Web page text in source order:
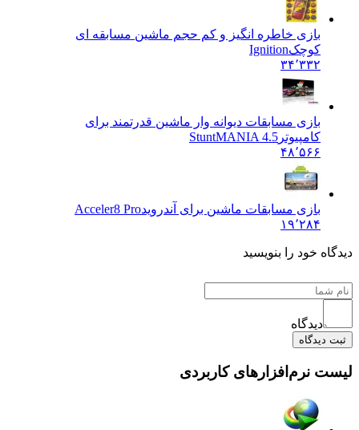
بازی خاطره انگیز و کم حجم ماشین مسابقه ای
کوچکIgnition
۳۴٬۳۳۲
بازی مسابقات دیوانه وار ماشین قدرتمند برای
کامپیوتر StuntMANIA 4.5
۴۸٬۵۶۶
بازی مسابقات ماشین برای آندرویدAcceler8 Pro
۱۹٬۲۸۴
دیدگاه خود را بنویسید
دیدگاه
ثبت دیدگاه
لیست نرم‌افزارهای کاربردی